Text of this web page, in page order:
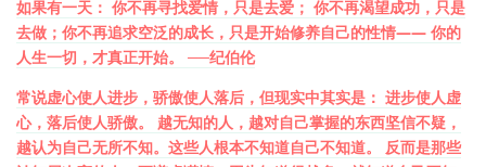
如果有一天： 你不再寻找爱情，只是去爱； 你不再渴望成功，只是
去做；你不再追求空泛的成长，只是开始修养自己的性情—— 你的
人生一切，才真正开始。 ──纪伯伦
常说虚心使人进步，骄傲使人落后，但现实中其实是： 进步使人虚
心，落后使人骄傲。 越无知的人，越对自己掌握的东西坚信不疑，
越认为自己无所不知。这些人根本不知道自己不知道。 反而是那些